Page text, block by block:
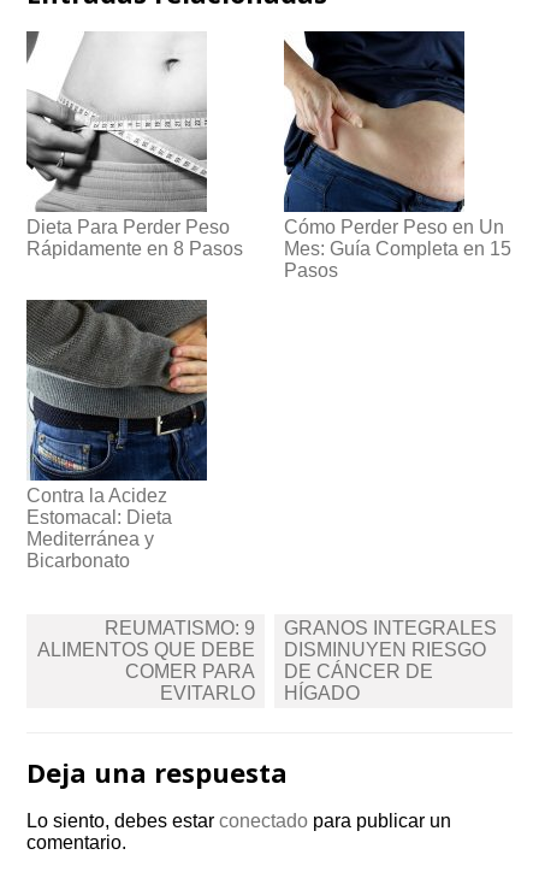
Dieta Para Perder Peso
Rápidamente en 8 Pasos
Cómo Perder Peso en Un
Mes: Guía Completa en 15
Pasos
Contra la Acidez
Estomacal: Dieta
Mediterránea y
Bicarbonato
Navegación
de
entradas
REUMATISMO: 9
ALIMENTOS QUE DEBE
COMER PARA
EVITARLO
GRANOS INTEGRALES
DISMINUYEN RIESGO
DE CÁNCER DE
HÍGADO
Deja una respuesta
Lo siento, debes estarconectado para publicar un
comentario.